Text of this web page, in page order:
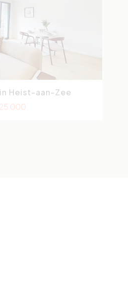
2
Heist-aan-Zee
000